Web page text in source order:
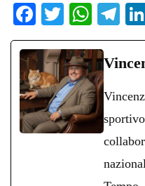
Fa
ce
bo
ok
T
wi
tte
r
W
ha
ts
A
pp
Te
le
gr
m